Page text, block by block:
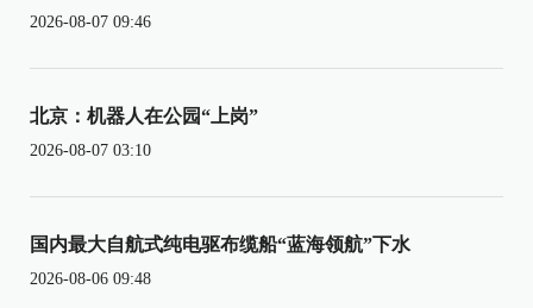
2026-08-07 09:46
北京：机器人在公园“上岗”
2026-08-07 03:10
国内最大自航式纯电驱布缆船“蓝海领航”下水
2026-08-06 09:48